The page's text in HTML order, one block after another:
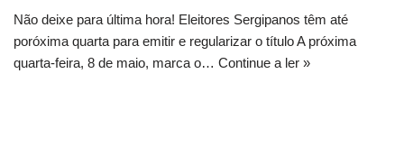
Não deixe para última hora! Eleitores Sergipanos têm até
poróxima quarta para emitir e regularizar o título A próxima
quarta-feira, 8 de maio, marca o… Continue a ler »